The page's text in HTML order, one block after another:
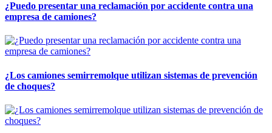
¿Puedo presentar una reclamación por accidente contra una
empresa de camiones?
¿Los camiones semirremolque utilizan sistemas de prevención
de choques?